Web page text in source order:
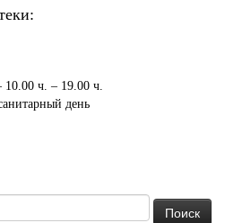
10.00 ч. – 19.00 ч.
день